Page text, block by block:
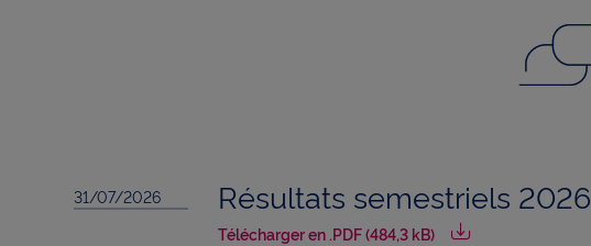
r
31/07/2026 Résultats semestriels 2026
Télécharger en .PDF (484,3 kB)